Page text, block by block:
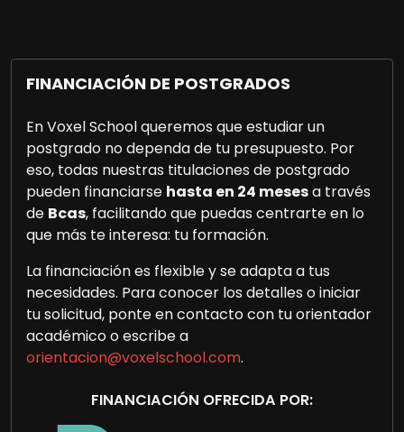
FINANCIACIÓN DE POSTGRADOS
En Voxel School queremos que estudiar un
postgrado no dependa de tu presupuesto. Por
eso, todas nuestras titulaciones de postgrado
pueden financiarse hasta en 24 mesesa través
de Bcas, facilitando que puedas centrarte en lo
que más te interesa: tu formación.
La financiación es flexible y se adapta a tus
necesidades. Para conocer los detalles o iniciar
tu solicitud, ponte en contacto con tu orientador
académico o escribe a
orientacion@voxelschool.com.
FINANCIACIÓN OFRECIDA POR: